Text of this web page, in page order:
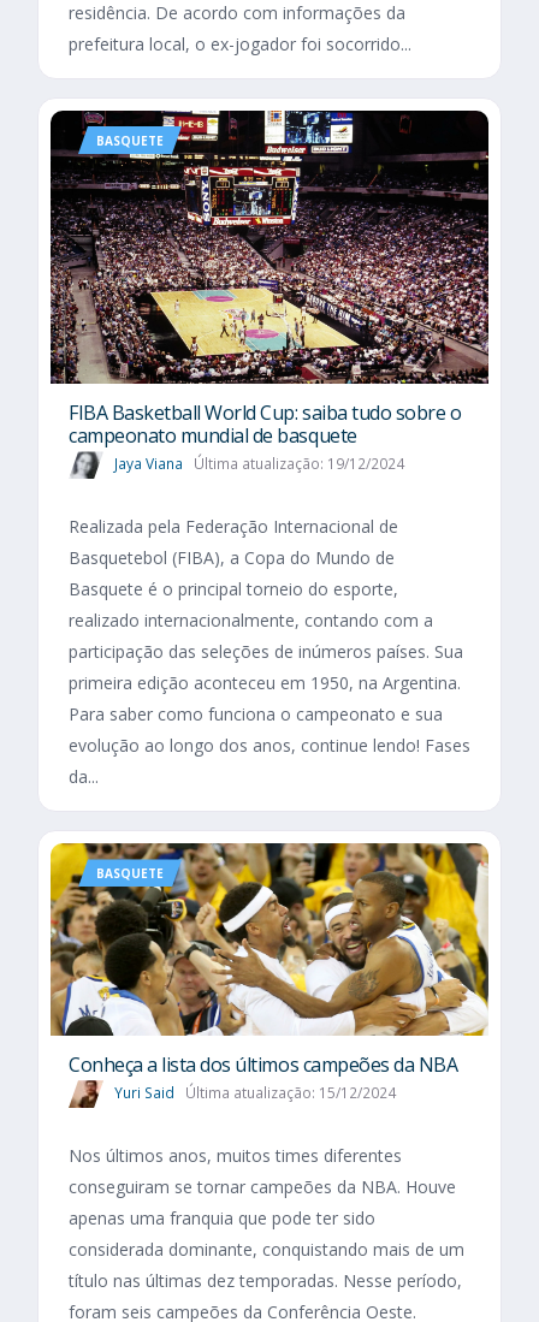
residência. De acordo com informações da
prefeitura local, o ex-jogador foi socorrido...
BASQUETE
FIBA Basketball World Cup: saiba tudo sobre o
campeonato mundial de basquete
Jaya Viana Última atualização: 19/12/2024
Realizada pela Federação Internacional de
Basquetebol (FIBA), a Copa do Mundo de
Basquete é o principal torneio do esporte,
realizado internacionalmente, contando com a
participação das seleções de inúmeros países. Sua
primeira edição aconteceu em 1950, na Argentina.
Para saber como funciona o campeonato e sua
evolução ao longo dos anos, continue lendo! Fases
da...
BASQUETE
Conheça a lista dos últimos campeões da NBA
Yuri Said Última atualização: 15/12/2024
Nos últimos anos, muitos times diferentes
conseguiram se tornar campeões da NBA. Houve
apenas uma franquia que pode ter sido
considerada dominante, conquistando mais de um
título nas últimas dez temporadas. Nesse período,
foram seis campeões da Conferência Oeste.